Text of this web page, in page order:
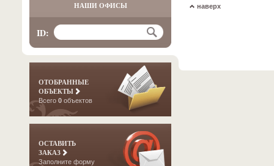
НАШИ ОФИСЫ
ID:
ОТОБРАННЫЕ
ОБЪЕКТЫ
Всего 0 объектов
ОСТАВИТЬ
ЗАКАЗ
Заполните форму
наверх